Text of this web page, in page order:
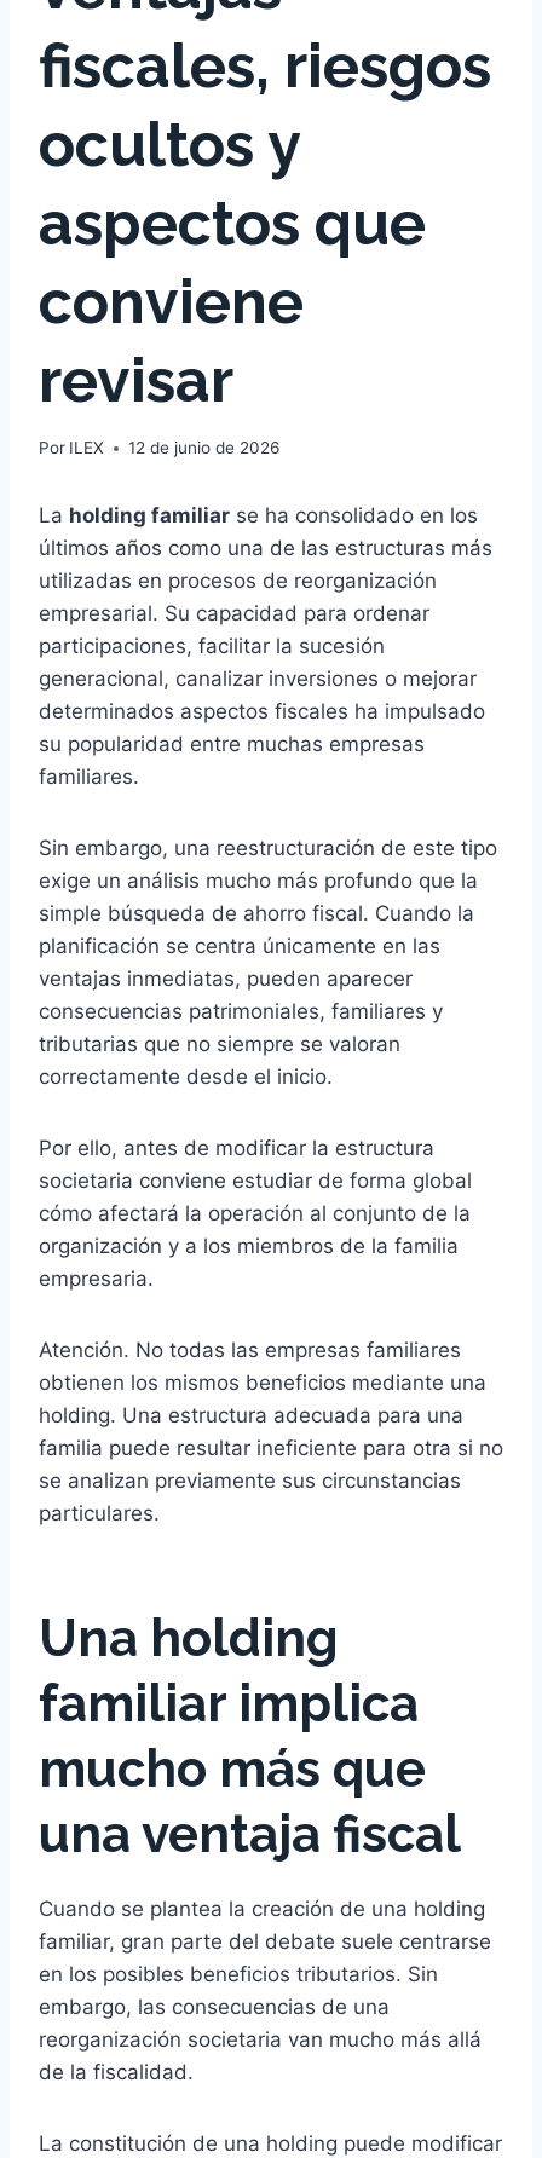
fiscales, riesgos
ocultos y
aspectos que
conviene
revisar
Por ILEX 12 de junio de 2026
La holding familiar se ha consolidado en los
últimos años como una de las estructuras más
utilizadas en procesos de reorganización
empresarial. Su capacidad para ordenar
participaciones, facilitar la sucesión
generacional, canalizar inversiones o mejorar
determinados aspectos fiscales ha impulsado
su popularidad entre muchas empresas
familiares.
Sin embargo, una reestructuración de este tipo
exige un análisis mucho más profundo que la
simple búsqueda de ahorro fiscal. Cuando la
planificación se centra únicamente en las
ventajas inmediatas, pueden aparecer
consecuencias patrimoniales, familiares y
tributarias que no siempre se valoran
correctamente desde el inicio.
Por ello, antes de modificar la estructura
societaria conviene estudiar de forma global
cómo afectará la operación al conjunto de la
organización y a los miembros de la familia
empresaria.
Atención. No todas las empresas familiares
obtienen los mismos beneficios mediante una
holding. Una estructura adecuada para una
familia puede resultar ineficiente para otra si no
se analizan previamente sus circunstancias
particulares.
Una holding
familiar implica
mucho más que
una ventaja fiscal
Cuando se plantea la creación de una holding
familiar, gran parte del debate suele centrarse
en los posibles beneficios tributarios. Sin
embargo, las consecuencias de una
reorganización societaria van mucho más allá
de la fiscalidad.
La constitución de una holding puede modificar